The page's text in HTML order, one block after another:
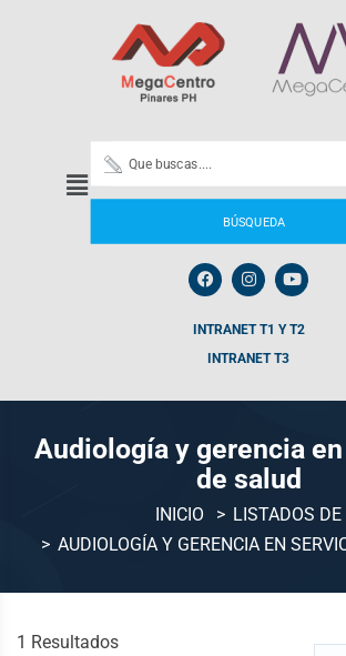
BÚSQUEDA
INTRANET T1 Y T2
INTRANET T3
Audiología y gerencia
de salud
INICIO
LISTADOS DE
AUDIOLOGÍA Y GERENCIA EN
1 Resultados